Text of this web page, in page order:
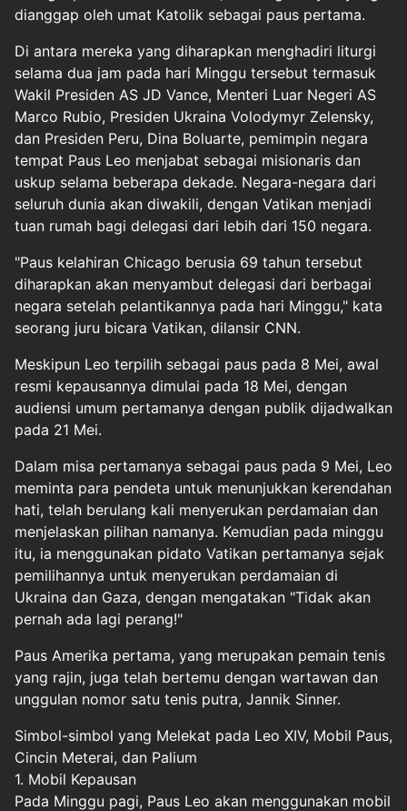
dianggap oleh umat Katolik sebagai paus pertama.
Di antara mereka yang diharapkan menghadiri liturgi
selama dua jam pada hari Minggu tersebut termasuk
Wakil Presiden AS JD Vance, Menteri Luar Negeri AS
Marco Rubio, Presiden Ukraina Volodymyr Zelensky,
dan Presiden Peru, Dina Boluarte, pemimpin negara
tempat Paus Leo menjabat sebagai misionaris dan
uskup selama beberapa dekade. Negara-negara dari
seluruh dunia akan diwakili, dengan Vatikan menjadi
tuan rumah bagi delegasi dari lebih dari 150 negara.
"Paus kelahiran Chicago berusia 69 tahun tersebut
diharapkan akan menyambut delegasi dari berbagai
negara setelah pelantikannya pada hari Minggu," kata
seorang juru bicara Vatikan, dilansir CNN.
Meskipun Leo terpilih sebagai paus pada 8 Mei, awal
resmi kepausannya dimulai pada 18 Mei, dengan
audiensi umum pertamanya dengan publik dijadwalkan
pada 21 Mei.
Dalam misa pertamanya sebagai paus pada 9 Mei, Leo
meminta para pendeta untuk menunjukkan kerendahan
hati, telah berulang kali menyerukan perdamaian dan
menjelaskan pilihan namanya. Kemudian pada minggu
itu, ia menggunakan pidato Vatikan pertamanya sejak
pemilihannya untuk menyerukan perdamaian di
Ukraina dan Gaza, dengan mengatakan "Tidak akan
pernah ada lagi perang!"
Paus Amerika pertama, yang merupakan pemain tenis
yang rajin, juga telah bertemu dengan wartawan dan
unggulan nomor satu tenis putra, Jannik Sinner.
Simbol-simbol yang Melekat pada Leo XIV, Mobil Paus,
Cincin Meterai, dan Palium
1. Mobil Kepausan
Pada Minggu pagi, Paus Leo akan menggunakan mobil